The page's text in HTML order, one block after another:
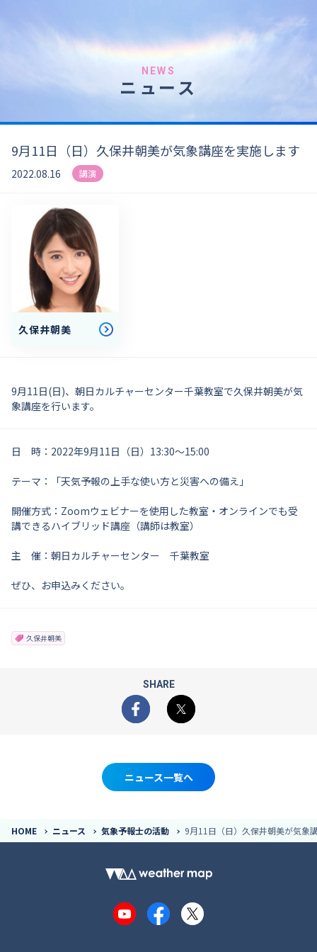
NEWS
ニュース
9月11日（日）久保井朝美が気象講座を実施します
2022.08.16 講演
久保井朝美
9月11日(日)、朝日カルチャーセンター千葉教室で久保井朝美が気
象講座を行います。
日 時：2022年9月11日（日）13:30～15:00
テーマ：「天気予報の上手な使い方と災害への備え」
開催方式：Zoomウェビナーを使用した教室・オンラインでも受
講できるハイブリッド講座（講師は教室）
主 催：朝日カルチャーセンター 千葉教室
ぜひ、お申込みください。
久保井朝美
SHARE
Facebook
X
ニュース一覧へ
HOME ニュース 気象予報士の活動 9月11日（日）久保井朝美が気象
YouTubeFacebook
X